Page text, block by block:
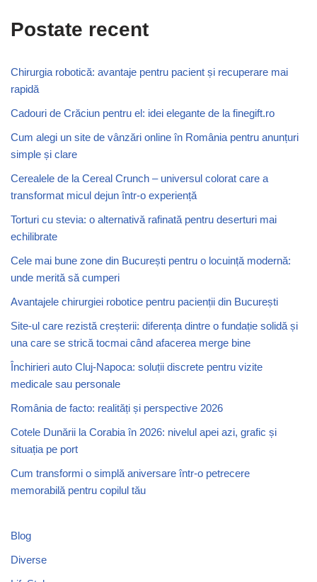
Postate recent
Chirurgia robotică: avantaje pentru pacient și recuperare mai
rapidă
Cadouri de Crăciun pentru el: idei elegante de la finegift.ro
Cum alegi un site de vânzări online în România pentru anunțuri
simple și clare
Cerealele de la Cereal Crunch – universul colorat care a
transformat micul dejun într-o experiență
Torturi cu stevia: o alternativă rafinată pentru deserturi mai
echilibrate
Cele mai bune zone din București pentru o locuință modernă:
unde merită să cumperi
Avantajele chirurgiei robotice pentru pacienții din București
Site-ul care rezistă creșterii: diferența dintre o fundație solidă și
una care se strică tocmai când afacerea merge bine
Închirieri auto Cluj-Napoca: soluții discrete pentru vizite
medicale sau personale
România de facto: realități și perspective 2026
Cotele Dunării la Corabia în 2026: nivelul apei azi, grafic și
situația pe port
Cum transformi o simplă aniversare într-o petrecere
memorabilă pentru copilul tău
Blog
Diverse